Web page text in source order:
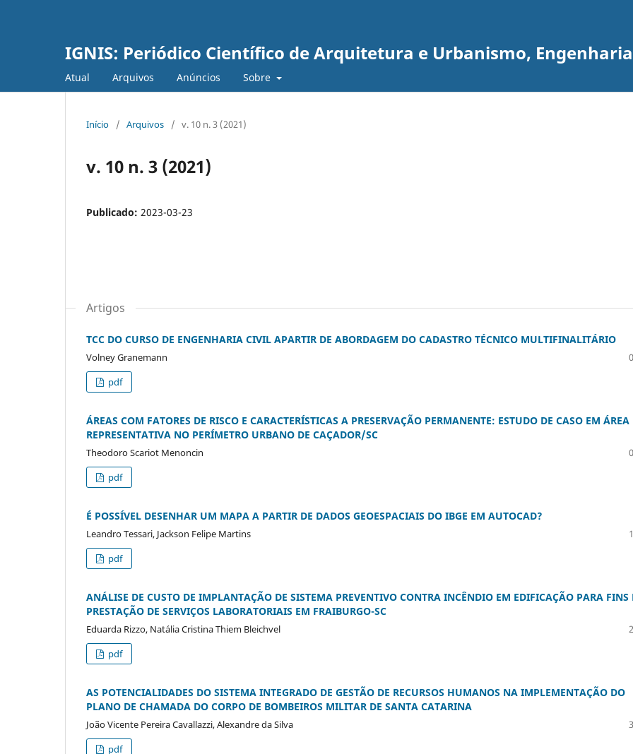
IGNIS: Periódico Científico de Arquitetura e Urbanismo,
Atual Arquivos Anúncios Sobre
Início / Arquivos / v. 10 n. 3 (2021)
v. 10 n. 3 (2021)
Publicado: 2023-03-23
Artigos
TCC DO CURSO DE ENGENHARIA CIVIL APARTIR DE ABORDAGEM DO CADASTRO TÉCNICO MULTIFINALITÁRIO
Volney Granemann
pdf
ÁREAS COM FATORES DE RISCO E CARACTERÍSTICAS A PRESERVAÇÃO PERMANENTE: ESTUDO DE CASO EM ÁREA
REPRESENTATIVA NO PERÍMETRO URBANO DE CAÇADOR/SC
Theodoro Scariot Menoncin
pdf
É POSSÍVEL DESENHAR UM MAPA A PARTIR DE DADOS GEOESPACIAIS DO IBGE EM AUTOCAD?
Leandro Tessari, Jackson Felipe Martins
pdf
ANÁLISE DE CUSTO DE IMPLANTAÇÃO DE SISTEMA PREVENTIVO CONTRA INCÊNDIO EM EDIFICAÇÃO PARA FINS
PRESTAÇÃO DE SERVIÇOS LABORATORIAIS EM FRAIBURGO-SC
Eduarda Rizzo, Natália Cristina Thiem Bleichvel
pdf
AS POTENCIALIDADES DO SISTEMA INTEGRADO DE GESTÃO DE RECURSOS HUMANOS NA IMPLEMENTAÇÃO DO
PLANO DE CHAMADA DO CORPO DE BOMBEIROS MILITAR DE SANTA CATARINA
João Vicente Pereira Cavallazzi, Alexandre da Silva
pdf